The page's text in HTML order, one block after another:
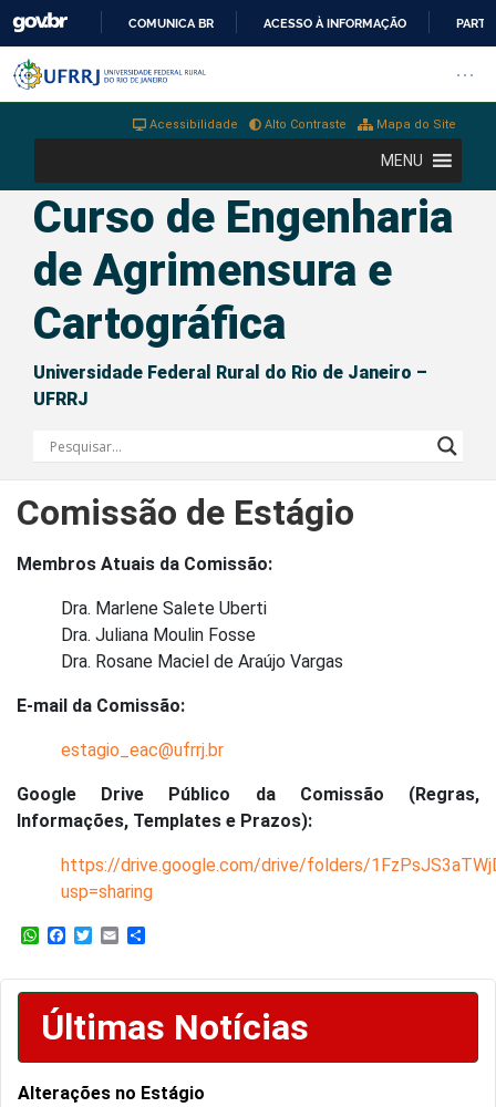
CONTEÚDO
COMUNICA BR ACESSO À INFORMAÇÃO
Pular barra institucional
Barra institucional da
Mapa do Site
Alto Contraste
Acessibilidade
MENU
Curso de Engenharia
de Agrimensura e
Cartográfica
Universidade Federal Rural do Rio de Janeiro –
UFRRJ
Comissão de Estágio
Membros Atuais da Comissão:
Dra. Marlene Salete Uberti
Dra. Juliana Moulin Fosse
Dra. Rosane Maciel de Araújo Vargas
E-mail da Comissão:
estagio_eac@ufrrj.br
Google Drive Público da Comissão (Regras,
Informações, Templates e Prazos):
https://drive.google.com/drive/folders/
usp=sharing
WhatsApp
Facebook
Twitter
Email
Últimas Notícias
Alterações no Estágio